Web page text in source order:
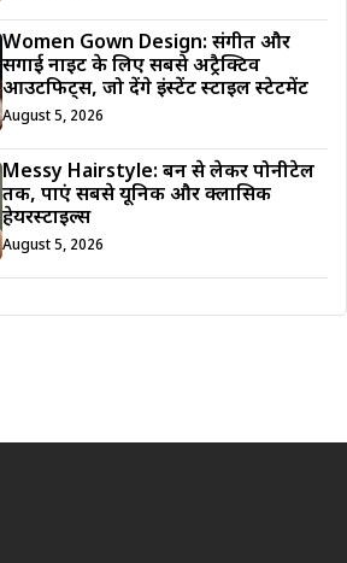
Women Gown Design: संगीत और
सगाई नाइट के लिए सबसे अट्रैक्टिव
आउटफिट्स, जो देंगे इंस्टेंट स्टाइल स्टेटमेंट
August 5, 2026
Messy Hairstyle: बन से लेकर पोनीटेल
तक, पाएं सबसे यूनिक और क्लासिक
हेयरस्टाइल्स
August 5, 2026